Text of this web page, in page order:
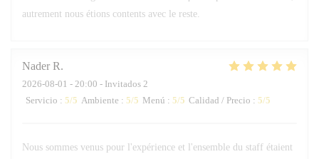
autrement nous étions contents avec le reste.
Nader R
2026-08-01 - 20:00 - Invitados 2
Servicio : 5/5 Ambiente : 5/5 Menú : 5/5 Calidad / Precio : 5/5
Nous sommes venus pour l'expérience et l'ensemble du staff étaient